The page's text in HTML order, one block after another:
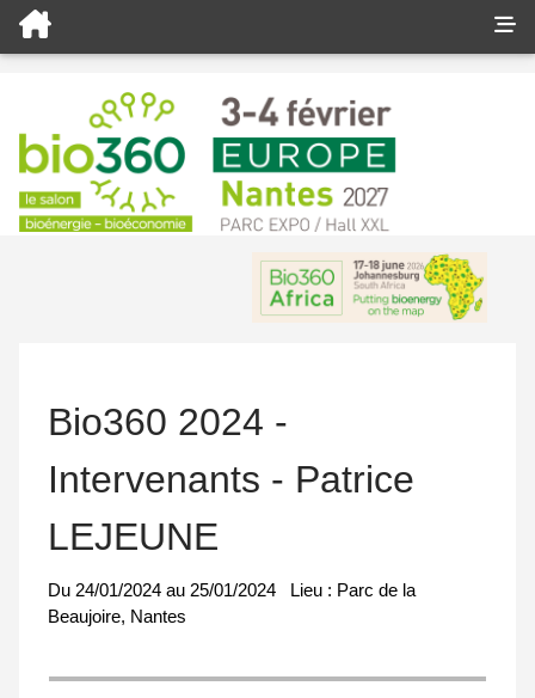
Bio360 2024 -
Intervenants - Patrice
LEJEUNE
Du 24/01/2024 au 25/01/2024 Lieu : Parc de la
Beaujoire, Nantes